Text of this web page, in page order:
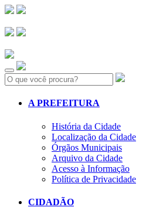
Search:
A PREFEITURA
História da Cidade
Localização da Cidade
Órgãos Municipais
Arquivo da Cidade
Acesso à Informação
Política de Privacidade
CIDADÃO